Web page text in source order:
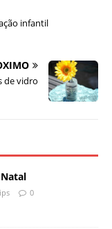
infantil
de vidro
0